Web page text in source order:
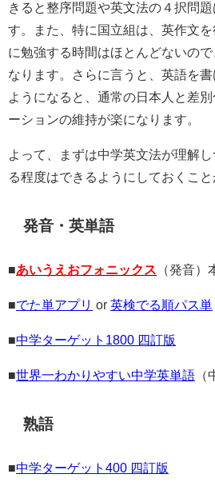
きると整序問題や英文法の４択問
す。また、特に国立組は、英作文
に勉強する時間はほとんどないの
なります。さらに言うと、英語を
ようになると、通常の日本人と差
ーションの維持が楽になります。
よって、まずは中学英文法が理解
る程度はできるようにしておくこと
発音・英単語
■あいうえおフォニックス （発音）
■でた単アプリ or 英検でる順パス単
■中学ターゲット1800 四訂版
■世界一わかりやすい中学英単語 （
熟語
■中学ターゲット400 四訂版